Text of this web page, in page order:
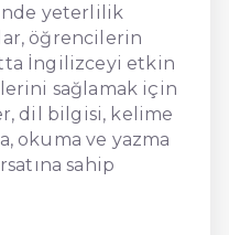
yeterlilik
öğrencilerin
İngilizceyi etkin
sağlamak için
dil bilgisi, kelime
okuma ve yazma
sahip